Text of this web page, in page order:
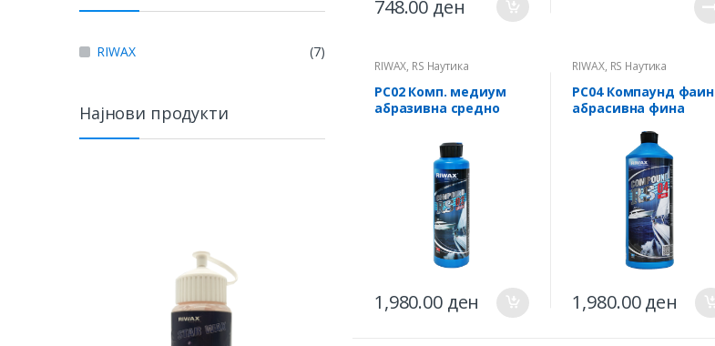
748.00 ден
RIWAX, RS Наутика
РС02 Комп. медиум
абразивна средно
1,980.00 ден
RIWAX, RS Наутика
РС04 Компаунд фаин
абрасивна фина
1,980.00ден
RIWAX (7)
Најнови продукти